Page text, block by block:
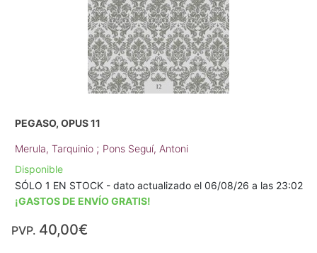
PEGASO, OPUS 11
Merula, Tarquinio ; Pons Seguí, Antoni
Disponible
SÓLO 1 EN STOCK - dato actualizado el 06/08/26 a las 23:02
¡GASTOS DE ENVÍO GRATIS!
PVP. 40,00€